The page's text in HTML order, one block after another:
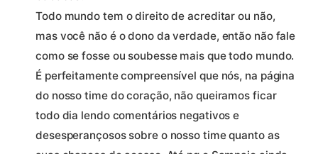
Todo mundo tem o direito de acreditar ou não,
mas você não é o dono da verdade, então não fale
como se fosse ou soubesse mais que todo mundo.
É perfeitamente compreensível que nós, na página
do nosso time do coração, não queiramos ficar
todo dia lendo comentários negativos e
desesperançosos sobre o nosso time quanto as